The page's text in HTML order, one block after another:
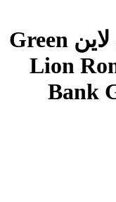
پاور بانک 20000 گرین لاین Green
Lion
Bank